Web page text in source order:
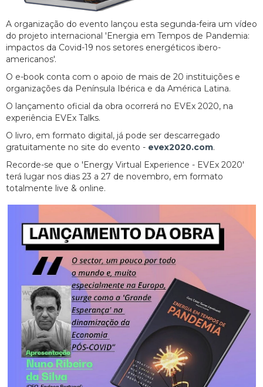
A organização do evento lançou esta segunda-feira um vídeo
do projeto internacional 'Energia em Tempos de Pandemia:
impactos da Covid-19 nos setores energéticos ibero-
americanos'.
O e-book conta com o apoio de mais de 20 instituições e
organizações da Península Ibérica e da América Latina.
O lançamento oficial da obra ocorrerá no EVEx 2020, na
experiência EVEx Talks.
O livro, em formato digital, já pode ser descarregado
gratuitamente no site do evento - evex2020.com.
Recorde-se que o 'Energy Virtual Experience - EVEx 2020'
terá lugar nos dias 23 a 27 de novembro, em formato
totalmente live & online.